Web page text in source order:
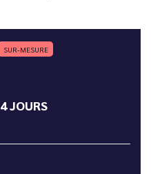
SUR-MESURE
4 JOURS